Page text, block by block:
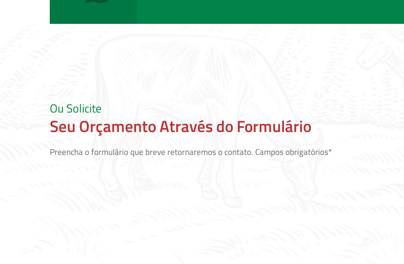
Ou Solicite
Seu Orçamento Através do Formulário
Preencha o formulário que breve retornaremos o contato. Campos obrigatórios*